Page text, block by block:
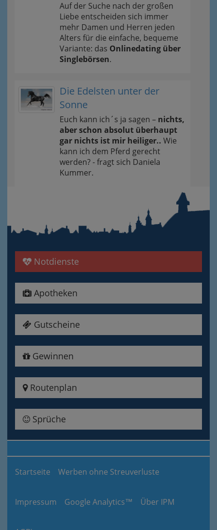
Auf der Suche nach der großen
Liebe entscheiden sich immer
mehr Damen und Herren jeden
Alters für die einfache, bequeme
Variante: das Onlinedating über
Singlebörsen.
Die Edelsten unter der
Sonne
Euch kann ich´s ja sagen – nichts,
aber schon absolut überhaupt
gar nichts ist mir heiliger.. Wie
kann ich dem Pferd gerecht
werden? - fragt sich Daniela
Kummer.
Notdienste
Apotheken
Gutscheine
Gewinnen
Routenplan
Sprüche
Startseite Werben ohne Streuverluste
Impressum Google Analytics™ Über IPM